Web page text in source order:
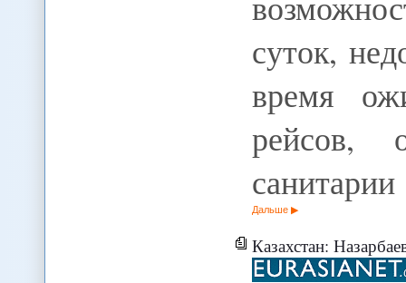
суток,
время
рейсов,
Дальше
Казахстан: Назарбаев